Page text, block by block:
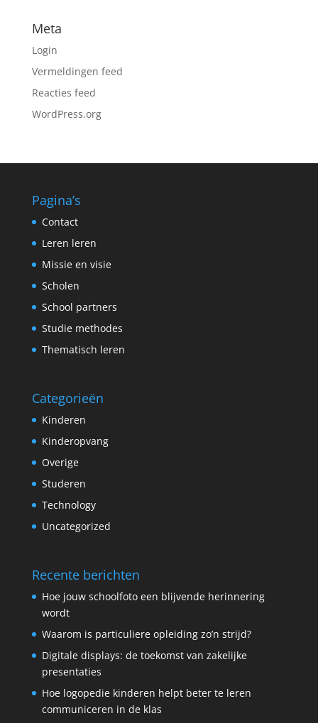
Meta
Login
Vermeldingen feed
Reacties feed
WordPress.org
Pagina’s
Contact
Leren leren
Missie en visie
Scholen
School partners
Studie methodes
Thematisch leren
Categorieën
Kinderen
Kinderopvang
Overige
Studeren
Technology
Uncategorized
Recente berichten
Hoe jouw schoolfoto een blijvende herinnering
wordt
Waarom is particuliere opleiding zo’n strijd?
Digitale displays: de toekomst van zakelijke
presentaties
Hoe logopedie kinderen helpt beter te leren
communiceren in de klas